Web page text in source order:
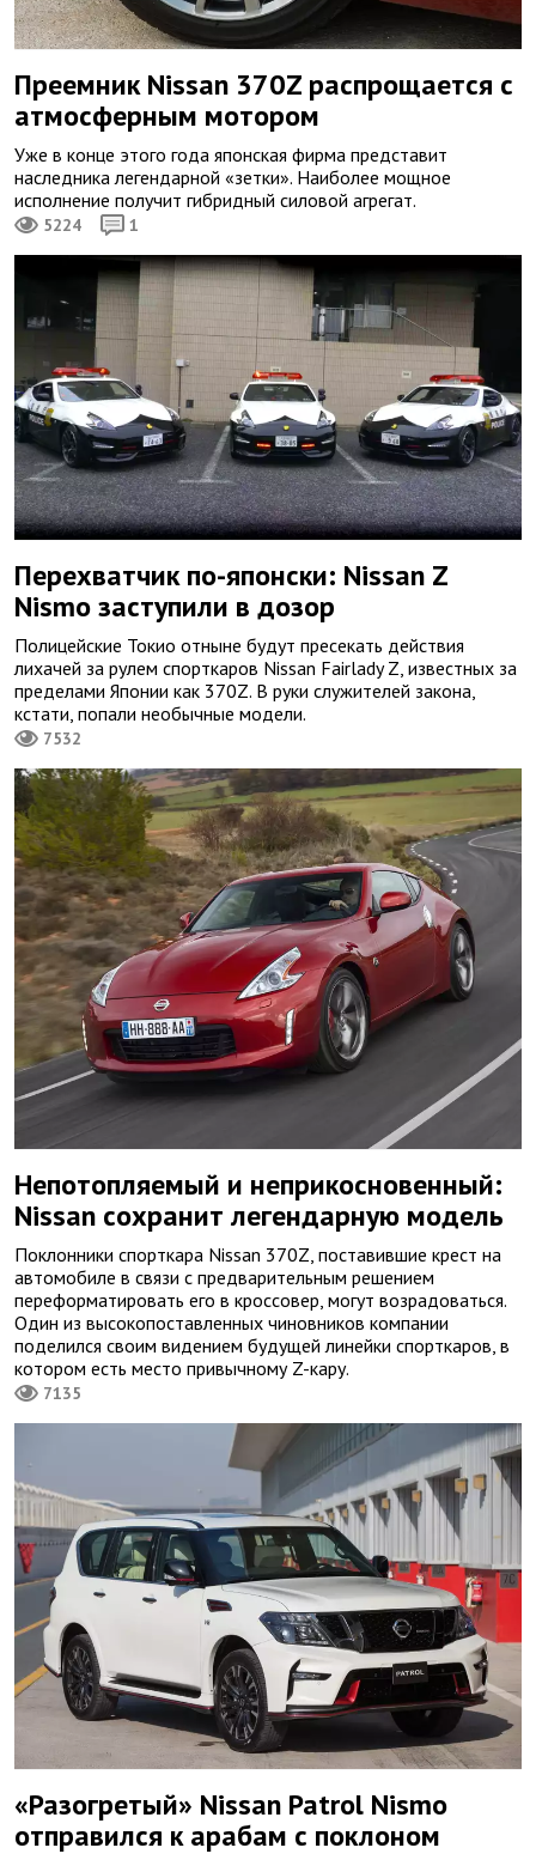
Преемник Nissan 370Z распрощается с
атмосферным мотором
Уже в конце этого года японская фирма представит
наследника легендарной «зетки». Наиболее мощное
исполнение получит гибридный силовой агрегат.
5224 1
Перехватчик по-японски: Nissan Z
Nismo заступили в дозор
Полицейские Токио отныне будут пресекать действия
лихачей за рулем спорткаров Nissan Fairlady Z, известных за
пределами Японии как 370Z. В руки служителей закона,
кстати, попали необычные модели.
7532
Непотопляемый и неприкосновенный:
Nissan сохранит легендарную модель
Поклонники спорткара Nissan 370Z, поставившие крест на
автомобиле в связи с предварительным решением
переформатировать его в кроссовер, могут возрадоваться.
Один из высокопоставленных чиновников компании
поделился своим видением будущей линейки спорткаров, в
котором есть место привычному Z-кару.
7135
«Разогретый» Nissan Patrol Nismo
отправился к арабам с поклоном